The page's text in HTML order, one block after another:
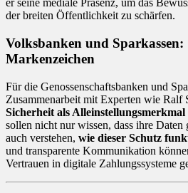
er seine mediale Präsenz, um das
der breiten Öffentlichkeit zu schärfen.
Volksbanken und Sparkassen:
Markenzeichen
Für die Genossenschaftsbanken und
Zusammenarbeit mit Experten wie
Sicherheit als Alleinstellungsmerkmal
sollen nicht nur wissen, dass ihre Daten
auch verstehen, wie dieser Schutz
und transparente Kommunikation
Vertrauen in digitale Zahlungssysteme